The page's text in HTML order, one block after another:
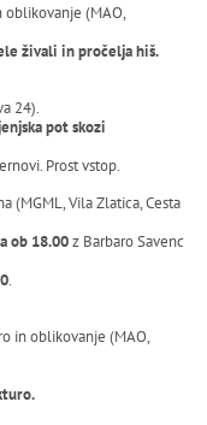
oblikovanje (MAO,
živali in pročelja hiš.
24).
pot skozi
Prost vstop.
(MGML, Vila Zlatica, Cesta
ob 18.00z Barbaro Savenc
.
in oblikovanje (MAO,